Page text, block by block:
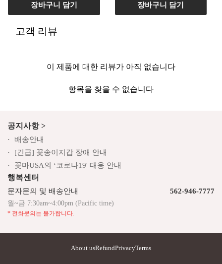
장바구니 담기 장바구니 담기
고객 리뷰
이 제품에 대한 리뷰가 아직 없습니다
항목을 찾을 수 없습니다
공지사항 >
배송안내
[긴급] 꽃송이지갑 장애 안내
꽃마USA의 ‘코로나19' 대응 안내
행복센터
문자문의 및 배송안내 562-946-7777
월~금 7:30am~4:00pm (Pacific time)
* 전화문의는 불가합니다.
About usRefundPrivacyTerms